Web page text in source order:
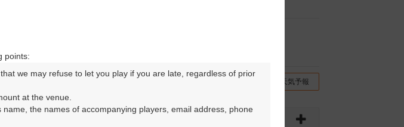
天気予報
できます。
points:
we may refuse to let you play if you are late, regardless of prior
at the venue.
the names of accompanying players, email address, phone